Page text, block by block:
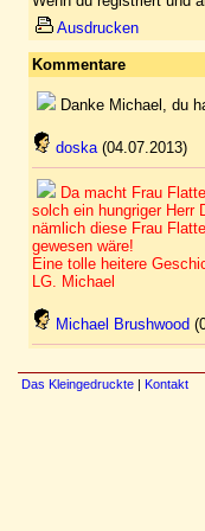
Ausdrucken
Kommentare
Danke Michael, du
doska(04.07.2013)
Da macht Frau
solch ein hungriger Herr
nämlich diese Frau
gewesen wäre!
Eine tolle heitere
LG. Michael
Michael Brushwood
Das Kleingedruckte | Kontakt